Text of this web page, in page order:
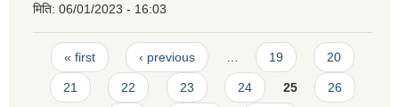
मिति: 06/01/2023 - 16:03
Pages
« first ‹ previous … 19 20
21 22 23 24 25 26